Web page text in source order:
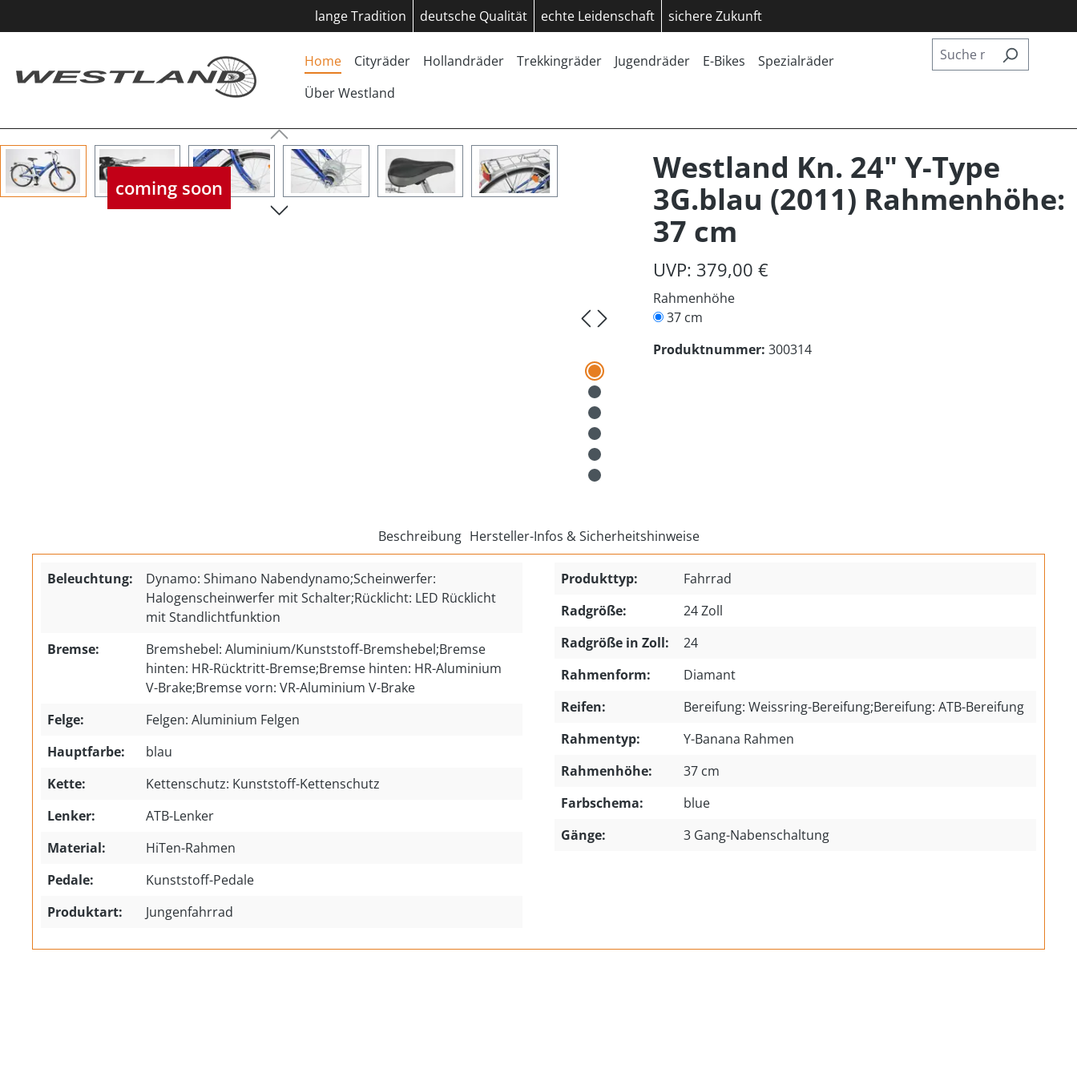
lange Tradition deutsche Qualität echte Leidenschaft sichere Zukunft
Home Cityräder Hollandräder Trekkingräder Jugendräder E-Bikes
Spezialräder
Über Westland
Bildergalerie überspringen
coming soon
Westland Kn. 24" Y-Type
3G.blau (2011) Rahmenhöhe:
37 cm
UVP: 379,00 €
Rahmenhöhe
37 cm
Produktnummer:300314
Beschreibung Hersteller-Infos & Sicherheitshinweise
Beleuchtung:
Dynamo: Shimano Nabendynamo;Scheinwerfer:
Halogenscheinwerfer mit Schalter;Rücklicht: LED Rücklicht
mit Standlichtfunktion
Bremse:
Bremshebel: Aluminium/Kunststoff-Bremshebel;Bremse
hinten: HR-Rücktritt-Bremse;Bremse hinten: HR-Aluminium
V-Brake;Bremse vorn: VR-Aluminium V-Brake
Felge:
Felgen: Aluminium Felgen
Hauptfarbe:
blau
Kette:
Kettenschutz: Kunststoff-Kettenschutz
Lenker:
ATB-Lenker
Material:
HiTen-Rahmen
Pedale:
Kunststoff-Pedale
Produktart:
Jungenfahrrad
Produkttyp:
Fahrrad
Radgröße:
24 Zoll
Radgröße in Zoll:
24
Rahmenform:
Diamant
Reifen:
Bereifung: Weissring-Bereifung;Bereifung: ATB-Bereifung
Rahmentyp:
Y-Banana Rahmen
Rahmenhöhe:
37 cm
Farbschema:
blue
Gänge:
3 Gang-Nabenschaltung